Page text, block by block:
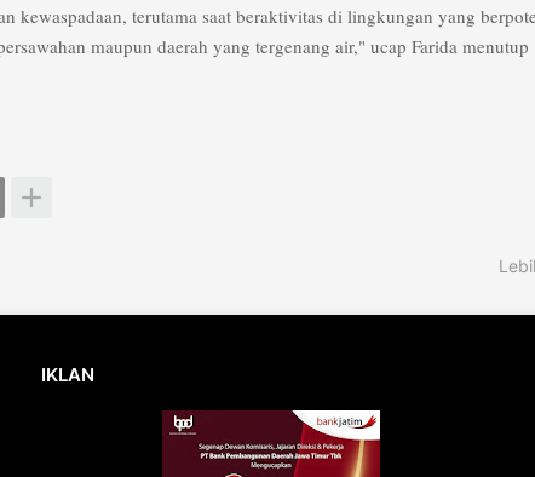
kewaspadaan, terutama saat beraktivitas di lingkungan yang
maupun daerah yang tergenang air," ucap Farida menutup
IKLAN